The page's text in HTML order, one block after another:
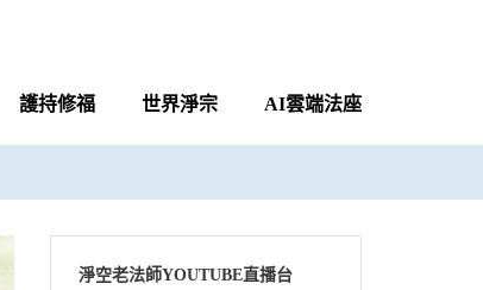
護持修福 世界淨宗 AI雲端法座
淨空老法師YOUTUBE直播台